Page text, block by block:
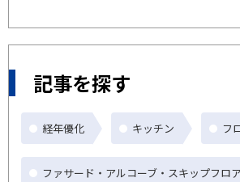
記事を探す
経年優化 キッチン フ
ファサード・アルコーブ・スキップフロア